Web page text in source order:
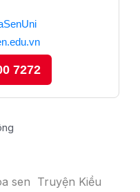
7272
sen Truyện Kiều